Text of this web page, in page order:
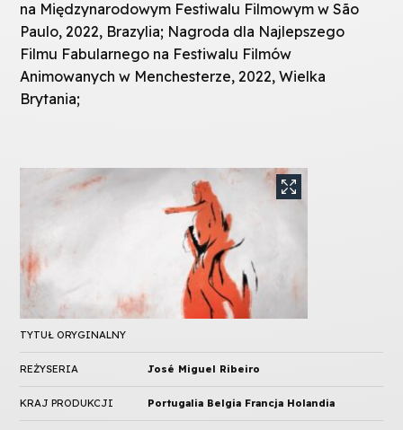
na Międzynarodowym Festiwalu Filmowym w São
Paulo, 2022, Brazylia; Nagroda dla Najlepszego
Filmu Fabularnego na Festiwalu Filmów
Animowanych w Menchesterze, 2022, Wielka
Brytania;
TYTUŁ ORYGINALNY
REŻYSERIA José Miguel Ribeiro
KRAJ PRODUKCJI Portugalia Belgia Francja Holandia